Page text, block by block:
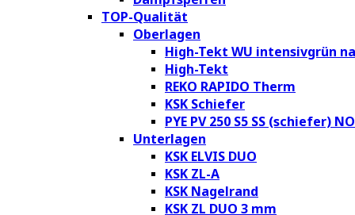
TOP-Qualität
Oberlagen
High-Tekt WU intensivgrün
High-Tekt
REKO RAPIDO Therm
KSK Schiefer
PYE PV 250 S5 SS (schiefer)
Unterlagen
KSK ELVIS DUO
KSK ZL-A
KSK Nagelrand
KSK ZL DUO 3 mm